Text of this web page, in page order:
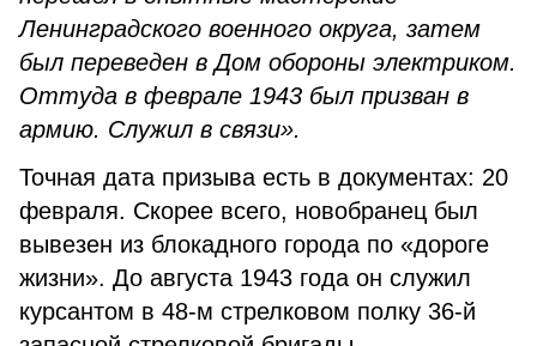
Ленинградского военного округа, затем
был переведен в Дом обороны электриком.
Оттуда в феврале 1943 был призван в
армию. Служил в связи».
Точная дата призыва есть в документах: 20
февраля. Скорее всего, новобранец был
вывезен из блокадного города по «дороге
жизни». До августа 1943 года он служил
курсантом в 48-м стрелковом полку 36-й